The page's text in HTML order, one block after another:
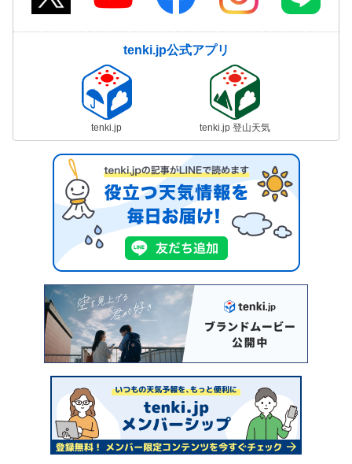
tenki.jp公式アプリ
tenki.jp tenki.jp 登山天気